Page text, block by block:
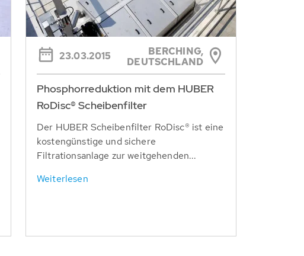
23.03.2015
BERCHING,
DEUTSCHLAND
Phosphorreduktion mit dem HUBER
RoDisc® Scheibenfilter
Der HUBER Scheibenfilter RoDisc® ist eine
kostengünstige und sichere
Filtrationsanlage zur weitgehenden...
Weiterlesen